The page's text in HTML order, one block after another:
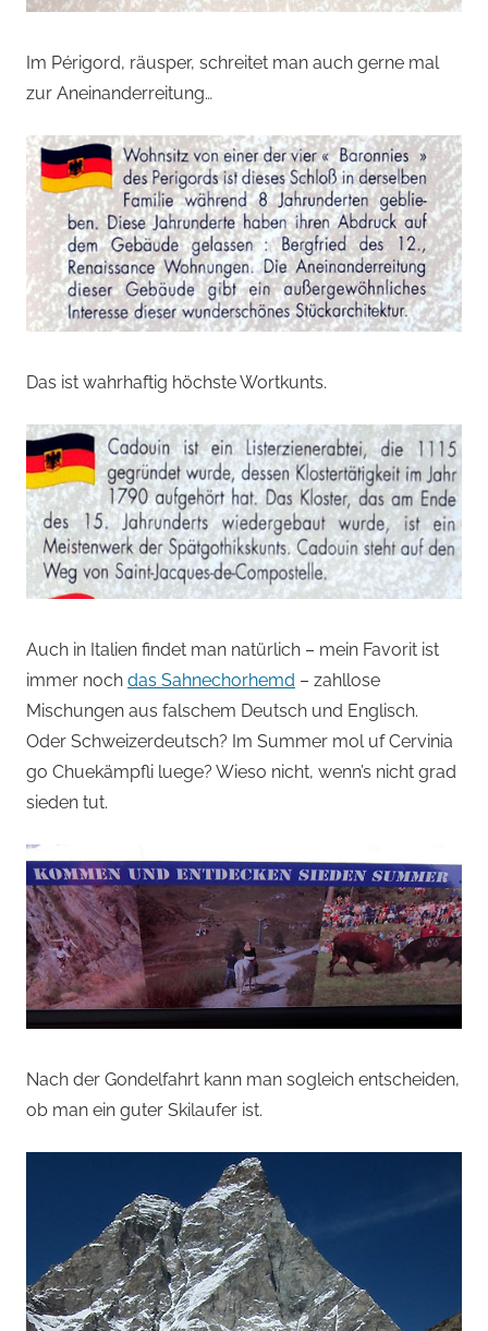
Im Périgord, räusper, schreitet man auch gerne mal
zur Aneinanderreitung…
Das ist wahrhaftig höchste Wortkunts.
Auch in Italien findet man natürlich – mein Favorit ist
immer noch das Sahnechorhemd – zahllose
Mischungen aus falschem Deutsch und Englisch.
Oder Schweizerdeutsch? Im Summer mol uf Cervinia
go Chuekämpfli luege? Wieso nicht, wenn’s nicht grad
sieden tut.
Nach der Gondelfahrt kann man sogleich entscheiden,
ob man ein guter Skilaufer ist.